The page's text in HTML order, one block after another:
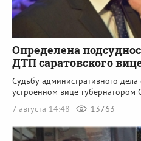
Определена
ДТП саратовского
Судьбу административного
устроенном вице-губернатором
7 августа 14:48
13763